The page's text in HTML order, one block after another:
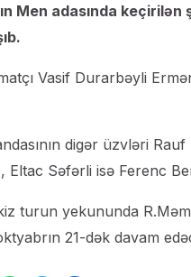
Men adasında
Vasif Durarbəyli
digər üzvləri
Eltac Səfərli isə Ferenc
turun yekununda
21-dək davam